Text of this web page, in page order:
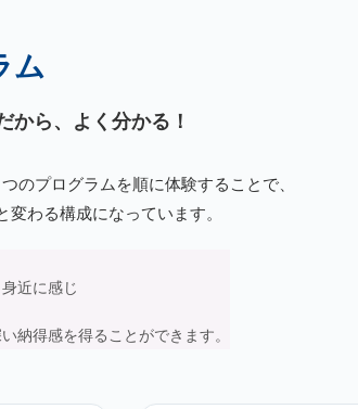
ム
から、よく分かる！
のプログラムを順に体験することで、
変わる構成になっています。
身近に感じ
納得感を得ることができます。